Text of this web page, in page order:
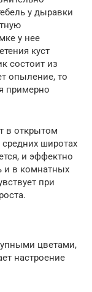
у дыравки
у нее
куст
состоит из
опыление, то
примерно
в открытом
широтах
и эффектно
и в комнатных
при
цветами,
настроение